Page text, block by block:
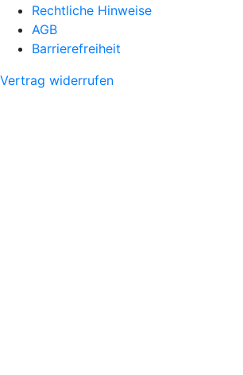
Rechtliche Hinweise
AGB
Barrierefreiheit
Vertrag widerrufen